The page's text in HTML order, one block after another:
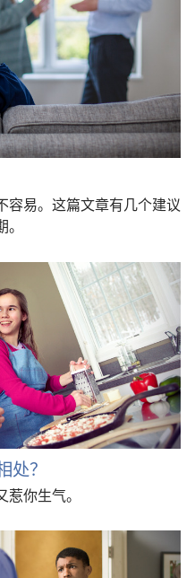
容易。这篇文章有几个建议
处？
你生气。